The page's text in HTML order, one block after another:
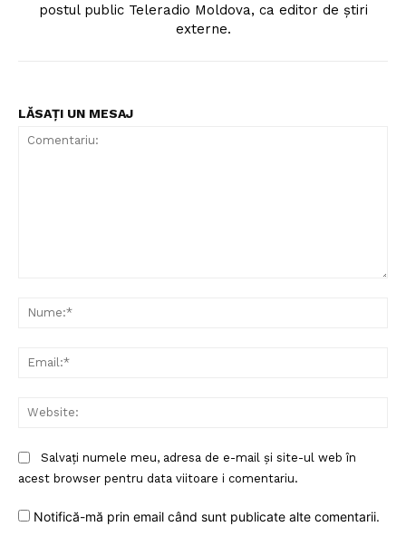
postul public Teleradio Moldova, ca editor de știri
externe.
LĂSAȚI UN MESAJ
Salvați numele meu, adresa de e-mail și site-ul web în
acest browser pentru data viitoare i comentariu.
Notifică-mă prin email când sunt publicate alte comentarii.